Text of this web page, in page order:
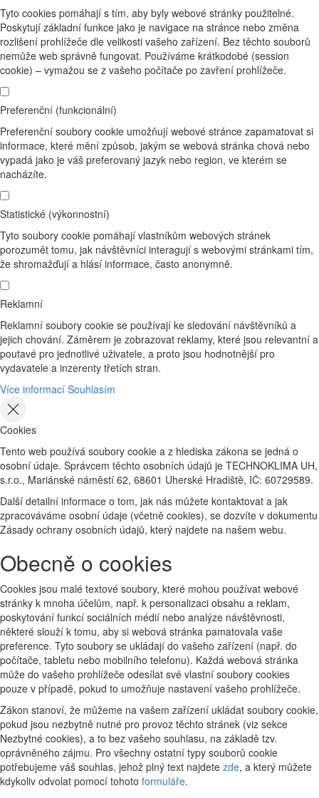
Tyto cookies pomáhají s tím, aby byly webové stránky použitelné.
Poskytují základní funkce jako je navigace na stránce nebo změna
rozlišení prohlížeče dle velikosti vašeho zařízení. Bez těchto souborů
nemůže web správně fungovat. Používáme krátkodobé (session
cookie) – vymažou se z vašeho počítače po zavření prohlížeče.
Preferenční (funkcionální)
Preferenční soubory cookie umožňují webové stránce zapamatovat si
informace, které mění způsob, jakým se webová stránka chová nebo
vypadá jako je váš preferovaný jazyk nebo region, ve kterém se
nacházíte.
Statistické (výkonnostní)
Tyto soubory cookie pomáhají vlastníkům webových stránek
porozumět tomu, jak návštěvníci interagují s webovými stránkami tím,
že shromažďují a hlásí informace, často anonymně.
Reklamní
Reklamní soubory cookie se používají ke sledování návštěvníků a
jejich chování. Záměrem je zobrazovat reklamy, které jsou relevantní a
poutavé pro jednotlivé uživatele, a proto jsou hodnotnější pro
vydavatele a inzerenty třetích stran.
Více informací Souhlasím
Cookies
Tento web používá soubory cookie a z hlediska zákona se jedná o
osobní údaje. Správcem těchto osobních údajů je TECHNOKLIMA UH,
s.r.o., Mariánské náměstí 62, 68601 Uherské Hradiště, IČ: 60729589.
Další detailní informace o tom, jak nás můžete kontaktovat a jak
zpracováváme osobní údaje (včetně cookies), se dozvíte v dokumentu
Zásady ochrany osobních údajů, který najdete na našem webu.
Obecně o cookies
Cookies jsou malé textové soubory, které mohou používat webové
stránky k mnoha účelům, např. k personalizaci obsahu a reklam,
poskytování funkcí sociálních médií nebo analýze návštěvnosti,
některé slouží k tomu, aby si webová stránka pamatovala vaše
preference. Tyto soubory se ukládají do vašeho zařízení (např. do
počítače, tabletu nebo mobilního telefonu). Každá webová stránka
může do vašeho prohlížeče odesílat své vlastní soubory cookies
pouze v případě, pokud to umožňuje nastavení vašeho prohlížeče.
Zákon stanoví, že můžeme na vašem zařízení ukládat soubory cookie,
pokud jsou nezbytně nutné pro provoz těchto stránek (viz sekce
Nezbytné cookies), a to bez vašeho souhlasu, na základě tzv.
oprávněného zájmu. Pro všechny ostatní typy souborů cookie
potřebujeme váš souhlas, jehož plný text najdete zde, a který můžete
kdykoliv odvolat pomocí tohoto formuláře.